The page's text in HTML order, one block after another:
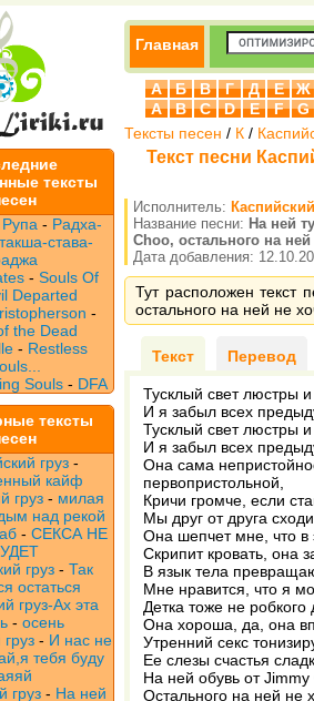
тексты
- Радха-
става-
- Souls Of
Departed
-
the Dead
- Restless
Souls- DFA
тексты
груз-
кайф
груз- милая
над рекой
- СЕКСА НЕ
груз- Так
остаться
груз-Ах эта
- осень
- И нас не
тебя буду
груз- На ней
Главная
А Б В Г Д Е Ж
A
B C D E F G
Тексты песен / К /
Текст песни
Исполнитель:
Название песни: На ней
Choo, остального на
Дата добавления:
Тут расположен текст
остального на ней не
Текст Перевод
Тусклый свет люстры
И я забыл всех
Тусклый свет люстры
И я забыл всех
Она сама
первопристольной,
Кричи громче, если
Мы друг от друга
Она шепчет мне, что в
Скрипит кровать, она
В язык тела
Мне нравится, что я
Детка тоже не робкого
Она хороша, да, она
Утренний секс
Ее слезы счастья
На ней обувь от Jimmy
Остального на ней не